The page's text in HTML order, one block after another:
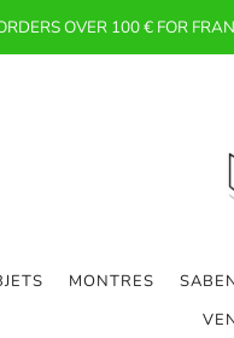
OVER 100 € FOR
MONTRES